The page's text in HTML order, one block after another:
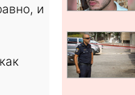
и